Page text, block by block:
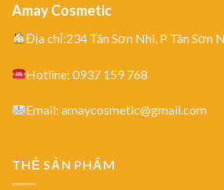
Amay Cosmetic
Địa chỉ:234 Tân Sơn Nhì, P Tân Sơn
Hotline: 0937 159 768
Email: amaycosmetic@gmail.com
THẺ SẢN PHẨM